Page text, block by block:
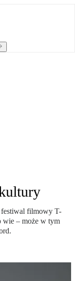
festiwal filmowy T-
– może w tym